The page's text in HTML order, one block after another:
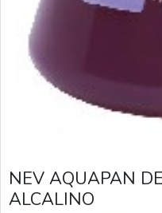
NEV AQUAPAN
ALCALINO